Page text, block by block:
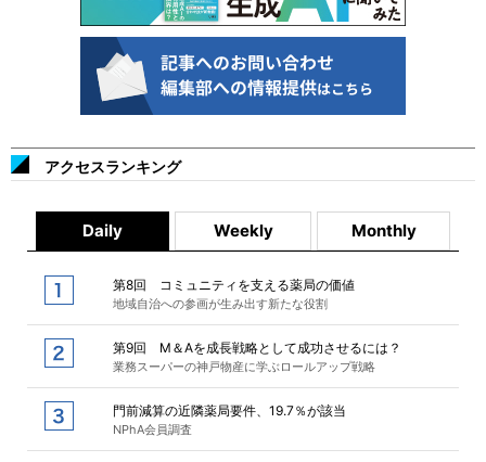
アクセスランキング
Daily Weekly Monthly
第8回 コミュニティを支える薬局の価値
地域自治への参画が生み出す新たな役割
第9回 M＆Aを成長戦略として成功させるには？
業務スーパーの神戸物産に学ぶロールアップ戦略
門前減算の近隣薬局要件、19.7％が該当
NPhA会員調査